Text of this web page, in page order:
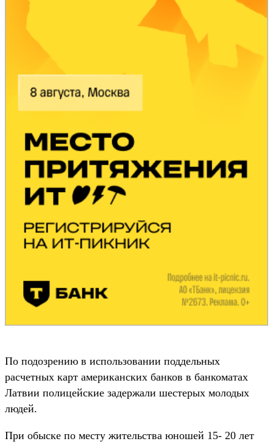
По подозрению в использовании поддельных
расчетных карт американских банков в банкоматах
Латвии полицейские задержали шестерых молодых
людей.
При обыске по месту жительства юношей 15- 20 лет